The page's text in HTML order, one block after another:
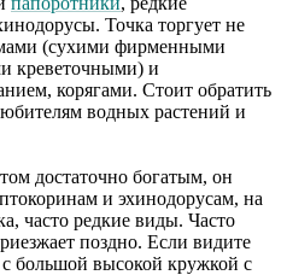
Точка торгует не
(сухими фирменными
креветочными) и
корягами. Стоит обратить
водных растений и
достаточно богатым, он
и эхинодорусам, на
часто редкие виды. Часто
поздно. Если видите
большой высокой кружкой с